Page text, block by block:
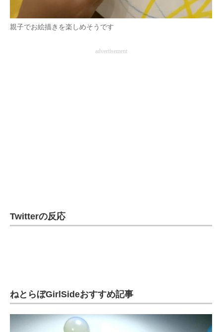
親子でお絵描きを楽しめそうです
advertisement
Twitterの反応
ねとらぼGirlSideおすすめ記事